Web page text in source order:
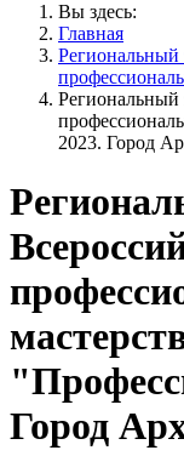
Вы здесь:
Главная
Региональный
Региональный
2023. Город
Город